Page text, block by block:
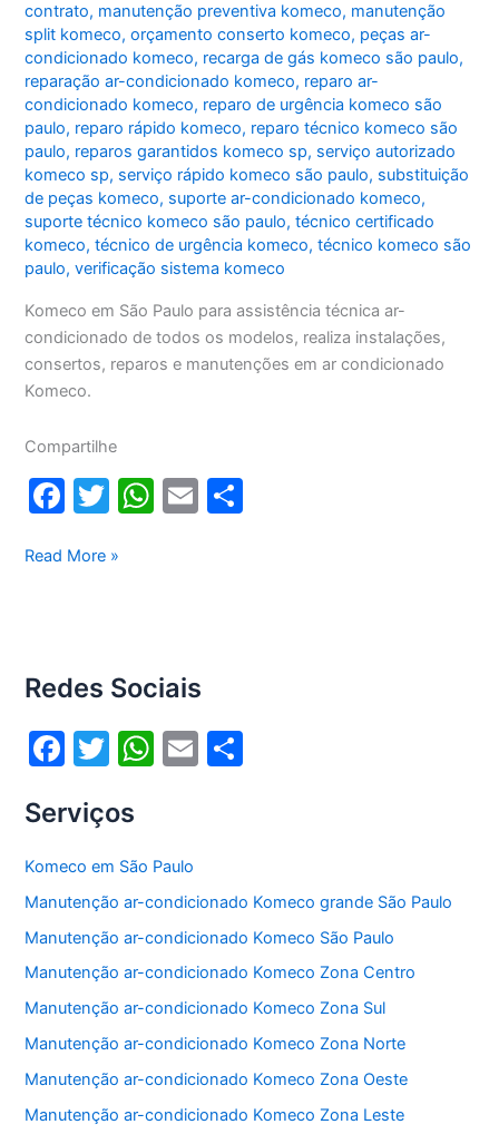
contrato, manutenção preventiva komeco, manutenção
split komeco,orçamento conserto komeco, peças ar-
condicionado komeco, recarga de gás komeco são paulo,
reparação ar-condicionado komeco, reparo ar-
condicionado komeco, reparo de urgência komeco são
paulo, reparo rápido komeco, reparo técnico komeco são
paulo, reparos garantidos komeco sp, serviço autorizado
komeco sp, serviço rápido komeco são paulo, substituição
de peças komeco, suporte ar-condicionado komeco,
suporte técnico komeco são paulo,técnico certificado
komeco,técnico de urgência komeco,técnico komeco são
paulo,verificação sistema komeco
Komeco em São Paulo para assistência técnica ar-
condicionado de todos os modelos, realiza instalações,
consertos, reparos e manutenções em ar condicionado
Komeco.
Compartilhe
F
c
o
o
k
T
itt
W
p
p
E
Komeco
Read More »
Redes Sociais
F
c
e
b
o
o
k
T
itt
er
W
s
A
p
p
E
Serviços
Komeco em São Paulo
Manutenção ar-condicionado Komeco grande São Paulo
Manutenção ar-condicionado Komeco São Paulo
Manutenção ar-condicionado Komeco Zona Centro
Manutenção ar-condicionado Komeco Zona Sul
Manutenção ar-condicionado Komeco Zona Norte
Manutenção ar-condicionado Komeco Zona Oeste
Manutenção ar-condicionado Komeco Zona Leste